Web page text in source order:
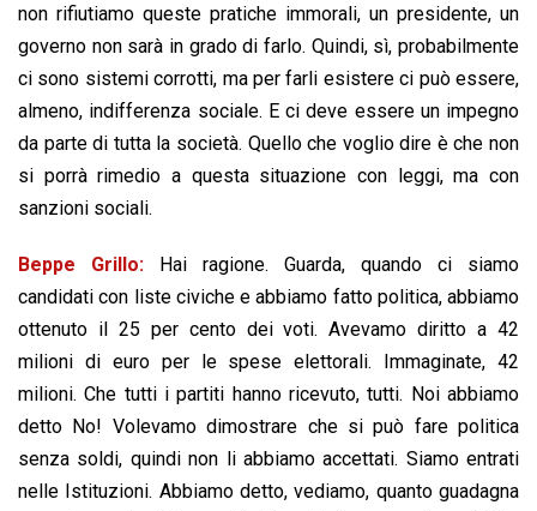
non rifiutiamo queste pratiche immorali, un presidente, un
governo non sarà in grado di farlo. Quindi, sì, probabilmente
ci sono sistemi corrotti, ma per farli esistere ci può essere,
almeno, indifferenza sociale. E ci deve essere un impegno
da parte di tutta la società. Quello che voglio dire è che non
si porrà rimedio a questa situazione con leggi, ma con
sanzioni sociali.
Beppe Grillo:
Hai ragione. Guarda, quando ci siamo
candidati con liste civiche e abbiamo fatto politica, abbiamo
ottenuto il 25 per cento dei voti. Avevamo diritto a 42
milioni di euro per le spese elettorali. Immaginate, 42
milioni. Che tutti i partiti hanno ricevuto, tutti. Noi abbiamo
detto No! Volevamo dimostrare che si può fare politica
senza soldi, quindi non li abbiamo accettati. Siamo entrati
nelle Istituzioni. Abbiamo detto, vediamo, quanto guadagna